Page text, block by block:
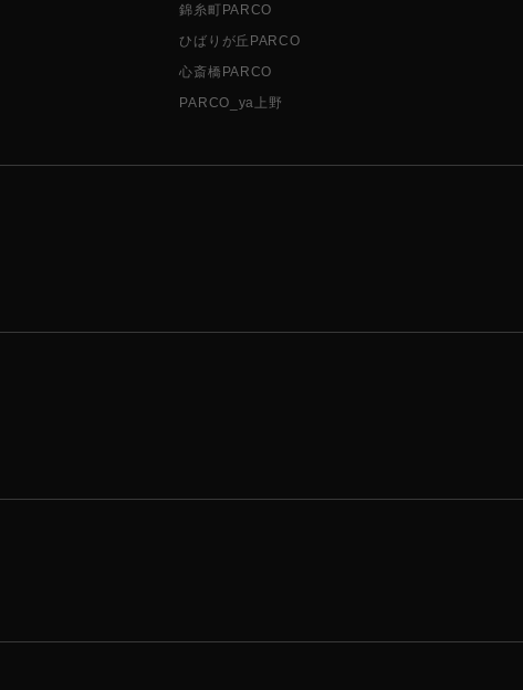
錦糸町PARCO
ひばりが丘PARCO
心斎橋PARCO
PARCO_ya上野